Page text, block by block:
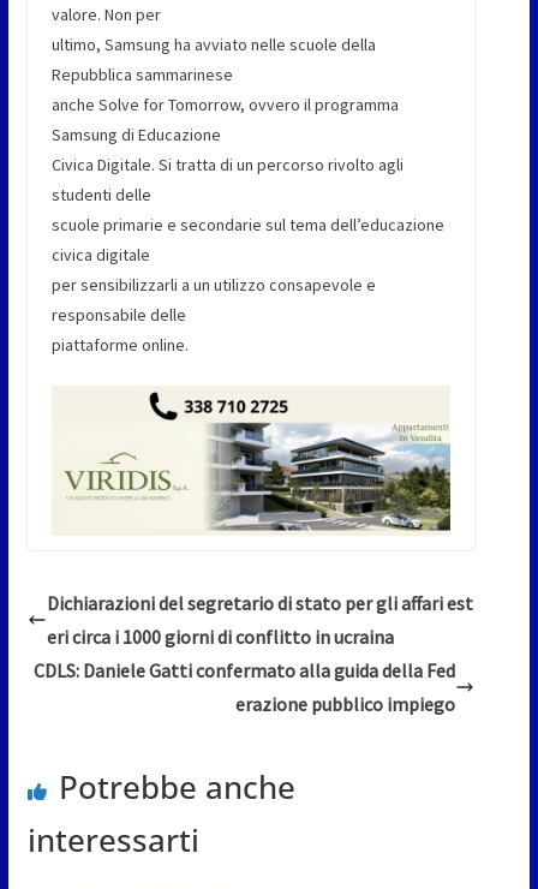
valore. Non per
ultimo, Samsung ha avviato nelle scuole della
Repubblica sammarinese
anche Solve for Tomorrow, ovvero il programma
Samsung di Educazione
Civica Digitale. Si tratta di un percorso rivolto agli
studenti delle
scuole primarie e secondarie sul tema dell’educazione
civica digitale
per sensibilizzarli a un utilizzo consapevole e
responsabile delle
piattaforme online.
Dichiarazioni del segretario di stato per gli affari est
eri circa i 1000 giorni di conflitto in ucraina
CDLS: Daniele Gatti confermato alla guida della Fed
erazione pubblico impiego
Potrebbe anche
interessarti